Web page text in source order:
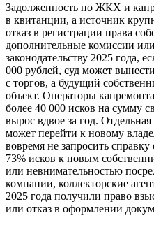
Задолженность по ЖКХ и
в квитанции, а источник
отказ в регистрации права
дополнительные комиссии
законодательству 2025 года,
000 рублей, суд может
с торгов, а будущий
объект. Операторы
более 40 000 исков на сумму
вырос вдвое за год.
может перейти к новому
вовремя не запросить
73% исков к новым
или невнимательностью
компании, коллекторские
2025 года получили право
или отказ в оформлении